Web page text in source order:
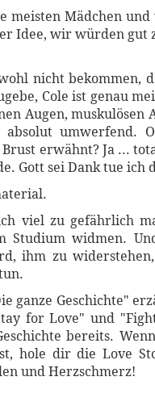
Mädchen und
Idee, wir würden gut
nicht bekommen,
Cole ist genau
Augen, muskulösen
umwerfend.
erwähnt? Ja ...
Gott sei Dank tue ich
viel zu gefährlich
Studium widmen.
ihm zu
ganze Geschichte"
for Love" und
bereits.
hole dir die Love
und Herzschmerz!